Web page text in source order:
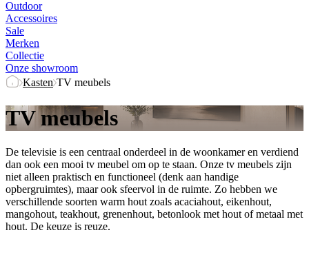
Outdoor
Accessoires
Sale
Merken
Collectie
Onze showroom
Kasten TV meubels
TV meubels
De televisie is een centraal onderdeel in de woonkamer en verdiend
dan ook een mooi tv meubel om op te staan. Onze tv meubels zijn
niet alleen praktisch en functioneel (denk aan handige
opbergruimtes), maar ook sfeervol in de ruimte. Zo hebben we
verschillende soorten warm hout zoals acaciahout, eikenhout,
mangohout, teakhout, grenenhout, betonlook met hout of metaal met
hout. De keuze is reuze.